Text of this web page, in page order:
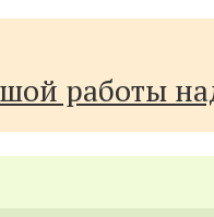
работы